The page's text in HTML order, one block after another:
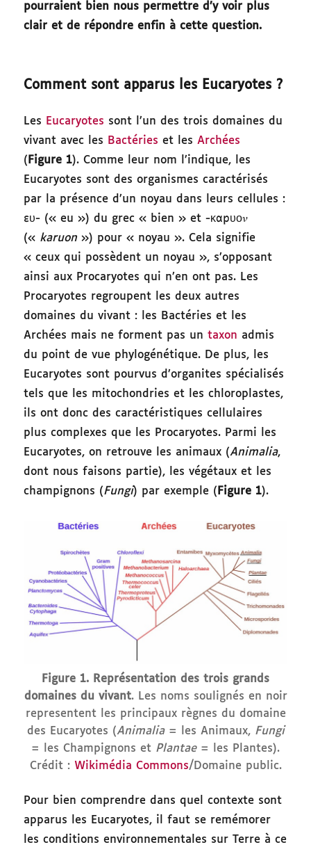
pourraient bien nous permettre d’y voir plus
clair et de répondre enfin à cette question.
Comment sont apparus les Eucaryotes ?
Les Eucaryotes sont l’un des trois domaines du
vivant avec les Bactéries et lesArchées
(Figure 1). Comme leur nom l’indique, les
Eucaryotes sont des organismes caractérisés
par la présence d’un noyau dans leurs cellules :
ευ- (« eu ») du grec « bien » et -καρυο𝜈
(« karuon ») pour « noyau ». Cela signifie
« ceux qui possèdent un noyau », s’opposant
ainsi aux Procaryotes qui n’en ont pas. Les
Procaryotes regroupent les deux autres
domaines du vivant : les Bactéries et les
Archées mais ne forment pas untaxon admis
du point de vue phylogénétique. De plus, les
Eucaryotes sont pourvus d’organites spécialisés
tels que les mitochondries et les chloroplastes,
ils ont donc des caractéristiques cellulaires
plus complexes que les Procaryotes. Parmi les
Eucaryotes, on retrouve les animaux (Animalia,
dont nous faisons partie), les végétaux et les
champignons (Fungi) par exemple (Figure 1).
Figure 1. Représentation des trois grands
domaines du vivant. Les noms soulignés en noir
representent les principaux règnes du domaine
des Eucaryotes (Animalia = les Animaux, Fungi
= les Champignons et Plantae = les Plantes).
Crédit : Wikimédia Commons/Domaine public.
Pour bien comprendre dans quel contexte sont
apparus les Eucaryotes, il faut se remémorer
les conditions environnementales sur Terre à ce